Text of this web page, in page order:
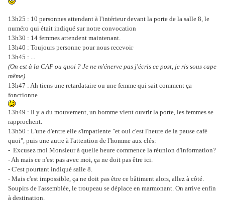
13h25 : 10 personnes attendant à l'intérieur devant la porte de la salle 8, le
numéro qui était indiqué sur notre convocation
13h30 : 14 femmes attendent maintenant.
13h40 : Toujours personne pour nous recevoir
13h45 : ...
(On est à la CAF ou quoi ? Je ne m'énerve pas j'écris ce post, je ris sous cape
même)
13h47 : Ah tiens une retardataire ou une femme qui sait comment ça
fonctionne
13h49 : Il y a du mouvement, un homme vient ouvrir la porte, les femmes se
rapprochent.
13h50 : L'une d'entre elle s'impatiente "et oui c'est l'heure de la pause café
quoi", puis une autre à l'attention de l'homme aux clés:
- Excusez moi Monsieur à quelle heure commence la réunion d'information?
- Ah mais ce n'est pas avec moi, ça ne doit pas être ici.
- C'est pourtant indiqué salle 8.
- Mais c'est impossible, ça ne doit pas être ce bâtiment alors, allez à côté.
Soupirs de l'assemblée, le troupeau se déplace en marmonant. On arrive enfin
à destination.